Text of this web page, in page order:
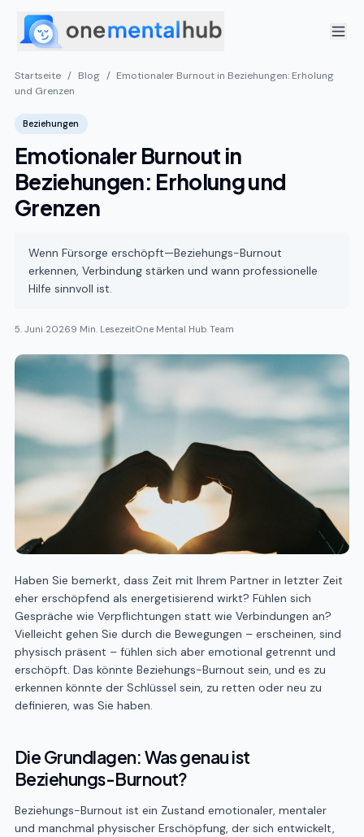
Startseite / Blog / Emotionaler Burnout in Beziehungen: Erholung
und Grenzen
Beziehungen
Emotionaler Burnout in
Beziehungen: Erholung und
Grenzen
Wenn Fürsorge erschöpft—Beziehungs-Burnout
erkennen, Verbindung stärken und wann professionelle
Hilfe sinnvoll ist.
5. Juni 20269 Min. LesezeitOne Mental Hub Team
Haben Sie bemerkt, dass Zeit mit Ihrem Partner in letzter Zeit
eher erschöpfend als energetisierend wirkt? Fühlen sich
Gespräche wie Verpflichtungen statt wie Verbindungen an?
Vielleicht gehen Sie durch die Bewegungen – erscheinen, sind
physisch präsent – fühlen sich aber emotional getrennt und
erschöpft. Das könnte Beziehungs-Burnout sein, und es zu
erkennen könnte der Schlüssel sein, zu retten oder neu zu
definieren, was Sie haben.
Die Grundlagen: Was genau ist
Beziehungs-Burnout?
Beziehungs-Burnout ist ein Zustand emotionaler, mentaler
und manchmal physischer Erschöpfung, der sich entwickelt,